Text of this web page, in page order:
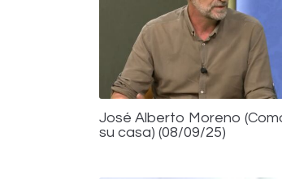
José Alberto Moreno
su casa) (08/09/25)